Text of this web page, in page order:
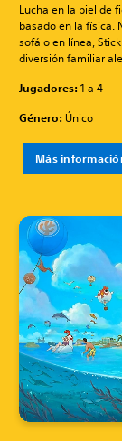
Lucha en la piel de
basado en la física.
sofá o en línea,
diversión familiar
Jugadores:1 a 4
Género:Único
Más